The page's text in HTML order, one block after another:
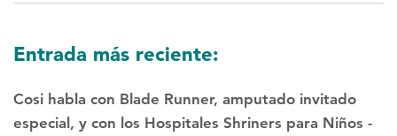
Entrada más reciente:
Cosi habla con Blade Runner, amputado invitado
especial, y con los Hospitales Shriners para Niños -